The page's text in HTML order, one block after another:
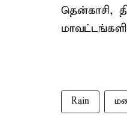
தென்காசி,
Rain